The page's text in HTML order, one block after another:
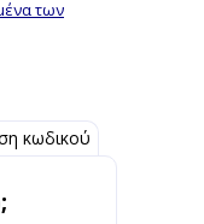
των
κωδικού